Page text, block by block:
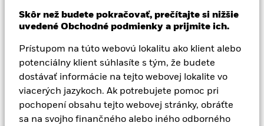
Skôr než budete pokračovať, prečítajte si nižšie
uvedené Obchodné podmienky a prijmite ich.
Prístupom na túto webovú lokalitu ako klient alebo
potenciálny klient súhlasíte s tým, že budete
dostávať informácie na tejto webovej lokalite vo
viacerých jazykoch. Ak potrebujete pomoc pri
pochopení obsahu tejto webovej stránky, obráťte
sa na svojho finančného alebo iného odborného
iShares
Aladdin
Naša spoločnosť
NAV k 06-aug-26
USD 36,50
52 WK: 33,49 - 40,15
Zmena NAV za 1 deň k 06-aug-26
USD -0,29 (-0,78%)
Celkový výnos NAV k 05-aug-26
YTD: -3,05%